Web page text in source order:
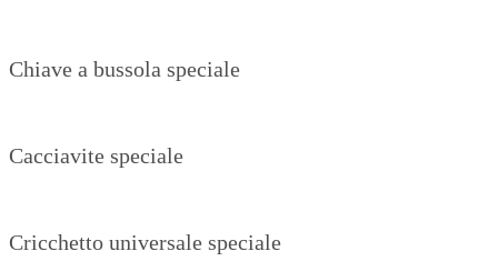
Chiave a bussola speciale
Cacciavite speciale
Cricchetto universale speciale